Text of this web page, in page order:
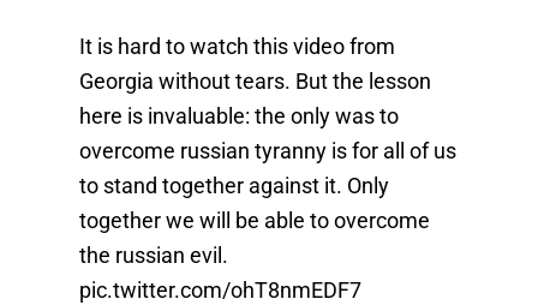
It is hard to watch this video from
Georgia without tears. But the lesson
here is invaluable: the only was to
overcome russian tyranny is for all of us
to stand together against it. Only
together we will be able to overcome
the russian evil.
pic.twitter.com/ohT8nmEDF7